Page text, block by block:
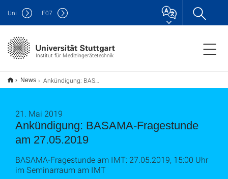
Institut für Medizingerätetechnik
Uni F07
News Ankündigung: BASAMA-Fragestunde am 27.05.2019
Ankündigung: BASAMA-Fragestunde
am 27.05.2019
21. Mai 2019
BASAMA-Fragestunde am IMT: 27.05.2019, 15:00 Uhr
im Seminarraum am IMT